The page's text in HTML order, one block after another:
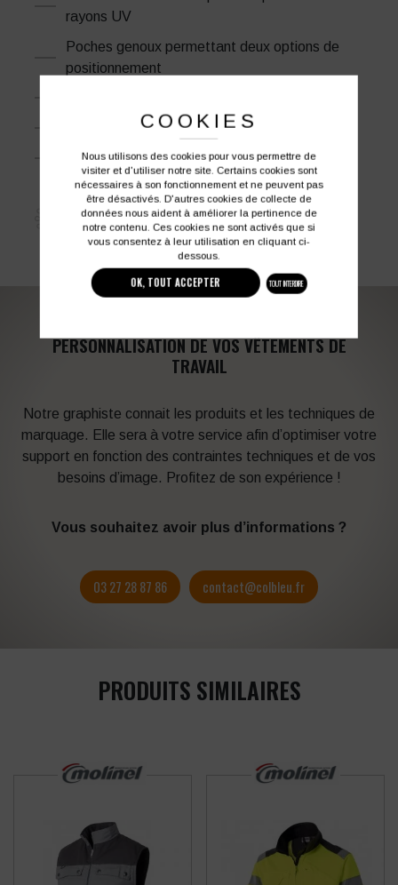
rayons UV
Poches genoux permettant deux options de
positionnement
Boucles radio facilitant le clipsage d'une radio
CE-CAT III
PERSONNALISATION DE VOS VÊTEMENTS DE
TRAVAIL
Notre graphiste connait les produits et les techniques de
marquage. Elle sera à votre service afin d’optimiser votre
support en fonction des contraintes techniques et de vos
besoins d’image. Profitez de son expérience !
Vous souhaitez avoir plus d’informations ?
03 27 28 87 86 contact@colbleu.fr
PRODUITS SIMILAIRES
COOKIES
Nous utilisons des cookies pour vous permettre de
visiter et d'utiliser notre site. Certains cookies sont
nécessaires à son fonctionnement et ne peuvent pas
être désactivés. D'autres cookies de collecte de
données nous aident à améliorer la pertinence de
notre contenu. Ces cookies ne sont activés que si
vous consentez à leur utilisation en cliquant ci-
dessous.
OK, TOUT ACCEPTER TOUT INTERDIRE